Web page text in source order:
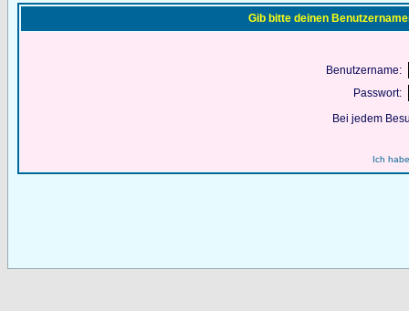
Gib bitte deinen
Benutzername:
Passwort:
Bei jedem
Ich